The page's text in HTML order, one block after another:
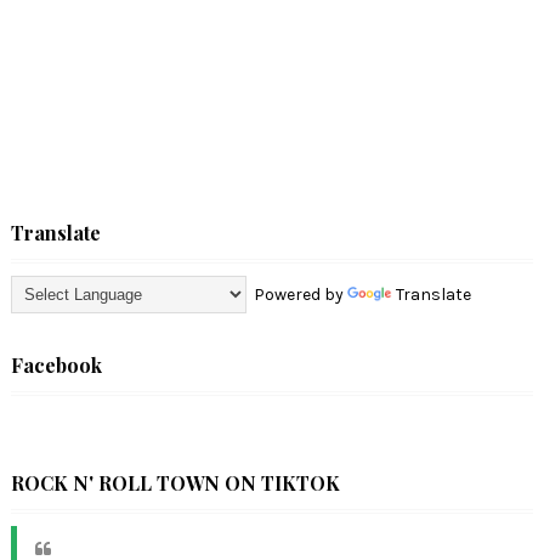
Translate
Powered by Translate
Facebook
ROCK N' ROLL TOWN ON TIKTOK